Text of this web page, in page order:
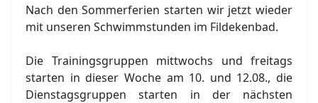
Nach den Sommerferien starten wir jetzt wieder
mit unseren Schwimmstunden im Fildekenbad.
Die Trainingsgruppen mittwochs und freitags
starten in dieser Woche am 10. und 12.08., die
Dienstagsgruppen starten in der nächsten